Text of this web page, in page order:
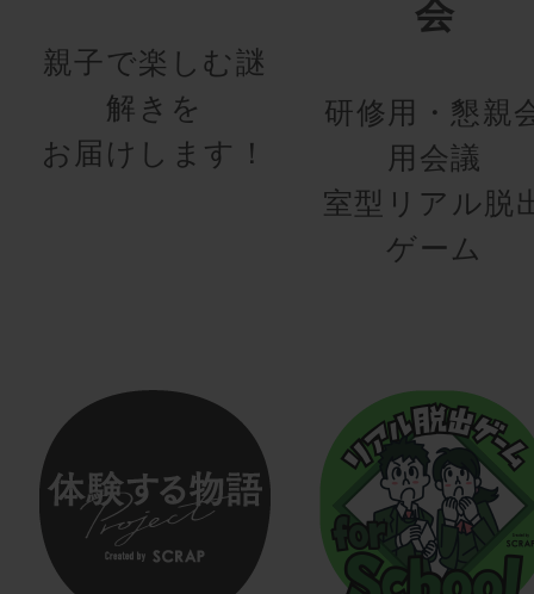
親子で楽しむ謎
解きを
お届けします！
会
研修用・懇親
用会議
室型リアル脱
ゲーム